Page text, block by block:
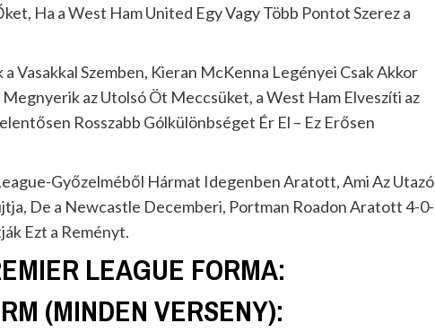
Ha a West Ham United Egy Vagy Több Pontot Szerez a
Vasakkal Szemben, Kieran McKenna Legényei Csak Akkor
az Utolsó Öt Meccsüket, a West Ham Elveszíti az
Rosszabb Gólkülönbséget Ér El – Ez Erősen
Győzelméből Hármat Idegenben Aratott, Ami Az Utazó
De a Newcastle Decemberi, Portman Roadon Aratott 4-0-
Ezt a Reményt.
LEAGUE FORMA:
(MINDEN VERSENY):